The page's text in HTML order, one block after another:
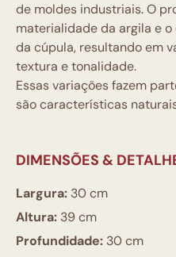
de moldes industriais. O
materialidade da argila e
da cúpula, resultando em
textura e tonalidade.
Essas variações fazem
são características
DIMENSÕES &
Largura: 30 cm
Altura: 39 cm
Profundidade: 30 cm